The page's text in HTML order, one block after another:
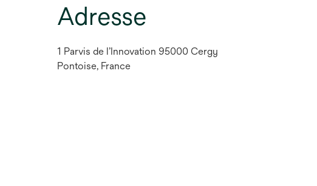
Adresse
1 Parvis de l’Innovation 95000 Cergy
Pontoise, France